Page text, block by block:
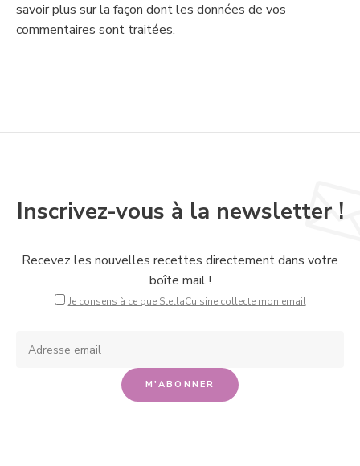
savoir plus sur la façon dont les données de vos
commentaires sont traitées.
Inscrivez-vous à la newsletter !
Recevez les nouvelles recettes directement dans votre
boîte mail !
Je consens à ce que StellaCuisine collecte mon email